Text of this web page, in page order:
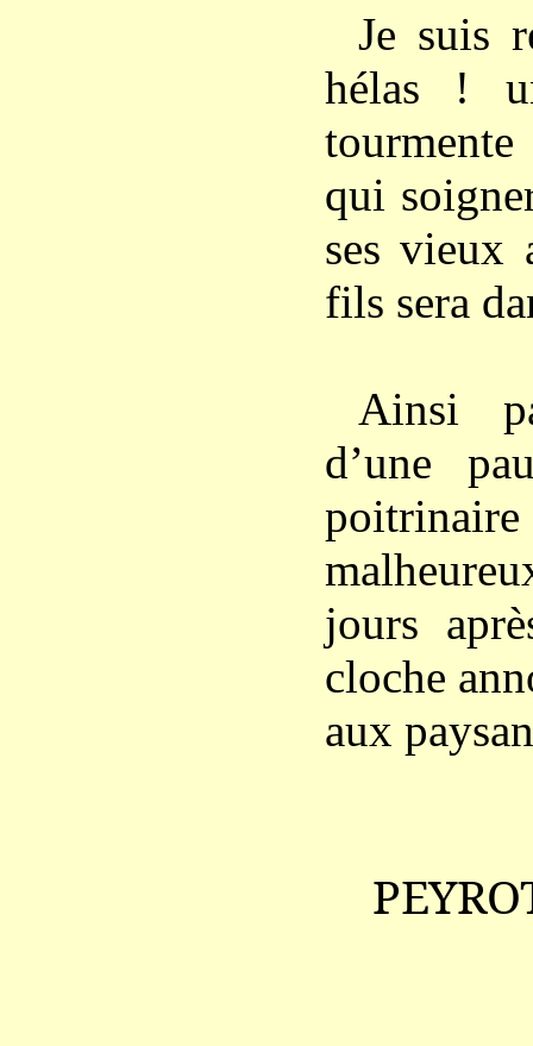
Je suis
hélas !
qui
ses vieux
fils sera
Ainsi
d’une
jours
cloche
aux